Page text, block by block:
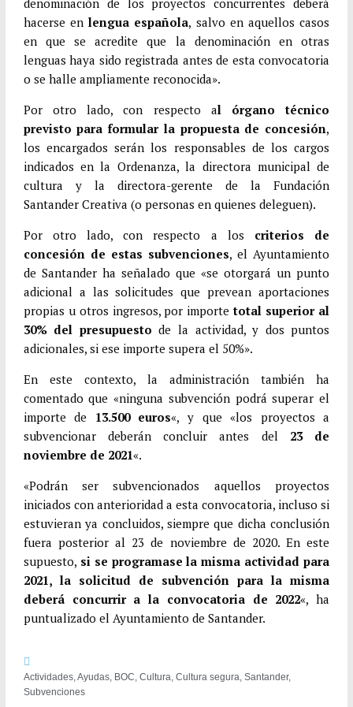
hacerse enlengua española, salvo en aquellos casos
en que se acredite que la denominación en otras
lenguas haya sido registrada antes de esta convocatoria
o se halle ampliamente reconocida».
Por otro lado, con respecto al órgano técnico
previsto para formular la propuesta de concesión,
los encargados serán los responsables de los cargos
indicados en la Ordenanza, la directora municipal de
cultura y la directora-gerente de la Fundación
Santander Creativa (o personas en quienes deleguen).
Por otro lado, con respecto a los criterios de
concesión de estas subvenciones, el Ayuntamiento
de Santander ha señalado que «se otorgará un punto
adicional a las solicitudes que prevean aportaciones
propias u otros ingresos, por importetotal superior al
30% del presupuesto de la actividad, y dos puntos
adicionales, si ese importe supera el 50%».
En este contexto, la administración también ha
comentado que «ninguna subvención podrá superar el
importe de 13.500 euros«, y que «los proyectos a
subvencionar deberán concluir antes del 23 de
noviembre de 2021«.
«Podrán ser subvencionados aquellos proyectos
iniciados con anterioridad a esta convocatoria, incluso si
estuvieran ya concluidos, siempre que dicha conclusión
fuera posterior al 23 de noviembre de 2020. En este
supuesto, si se programase la misma actividad para
2021, la solicitud de subvención para la misma
deberá concurrir a la convocatoria de 2022«, ha
puntualizado el Ayuntamiento de Santander.
Actividades,Ayudas, BOC, Cultura, Cultura segura, Santander,
Subvenciones